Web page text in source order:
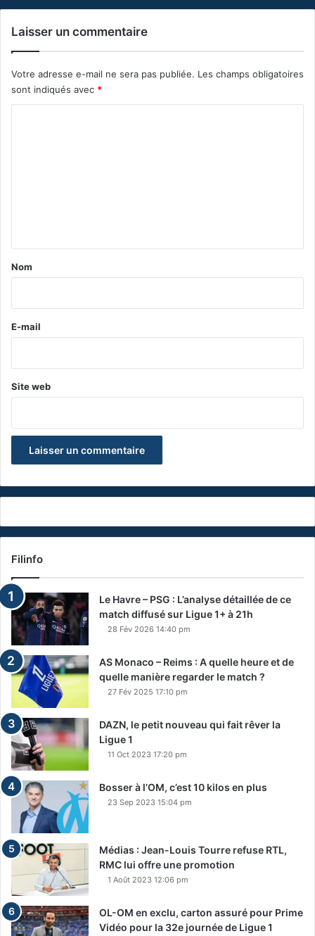
Laisser un commentaire
Votre adresse e-mail ne sera pas publiée. Les champs obligatoires
sont indiqués avec *
a
e
Nom
E-mail
Site web
Filinfo
Le Havre – PSG : L’analyse détaillée de ce
match diffusé sur Ligue 1+ à 21h
28 Fév 2026 14:40 pm
AS Monaco – Reims : A quelle heure et de
quelle manière regarder le match ?
27 Fév 2025 17:10 pm
DAZN, le petit nouveau qui fait rêver la
Ligue 1
11 Oct 2023 17:20 pm
Bosser à l’OM, c’est 10 kilos en plus
23 Sep 2023 15:04 pm
Médias : Jean-Louis Tourre refuse RTL,
RMC lui offre une promotion
1 Août 2023 12:06 pm
OL-OM en exclu, carton assuré pour Prime
Vidéo pour la 32e journée de Ligue 1